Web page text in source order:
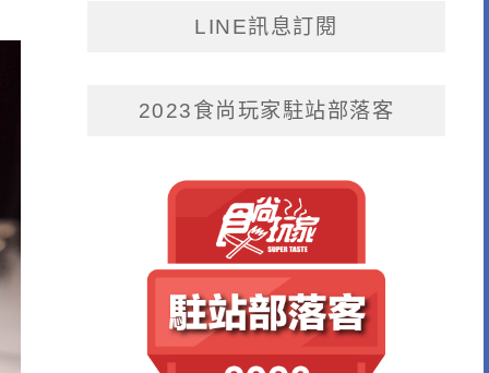
LINE訊息訂閱
2023食尚玩家駐站部落客